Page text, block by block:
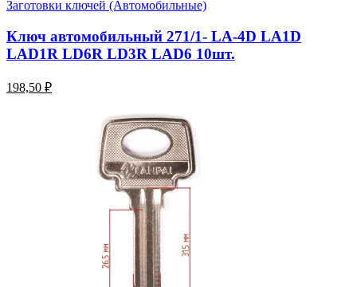
Заготовки ключей (Автомобильные)
Ключ автомобильный 271/1- LA-4D LA1D
LAD1R LD6R LD3R LAD6 10шт.
198,50 ₽